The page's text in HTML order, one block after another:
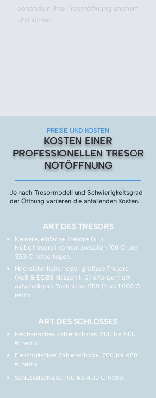
behandeln Ihre Tresoröffnung anonym
und sicher.
PREISE UND KOSTEN
KOSTEN EINER
PROFESSIONELLEN TRESOR
NOTÖFFNUNG
Je nach Tresormodell und Schwierigkeitsgrad
der Öffnung variieren die anfallenden Kosten.
ART DES TRESORS
Kleinere, einfache Tresore (z. B.
Möbeltresore) können zwischen 100 € und
350 € netto liegen.
Hochsicherheits- oder größere Tresore
(VdS & ECBS Klassen 1–5) erfordern oft
aufwändigere Techniken: 250 € bis 1.000 €
netto.
ART DES SCHLOSSES
Mechanisches Zahlenschloss: 200 bis 500
€ netto.
Elektronisches Zahlenschloss: 200 bis 600
€ netto
Schlüsselschloss: 150 bis 400 € netto.